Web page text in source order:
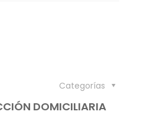
Categorías
DOMICILIARIA